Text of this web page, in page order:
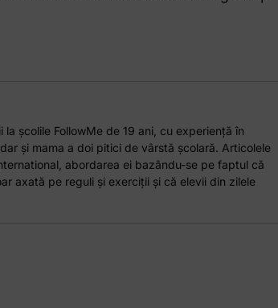
școlile FollowMe de 19 ani, cu experiență în
și mama a doi pitici de vârstă școlară. Articolele
abordarea ei bazându-se pe faptul că
axată pe reguli și exerciții și că elevii din zilele